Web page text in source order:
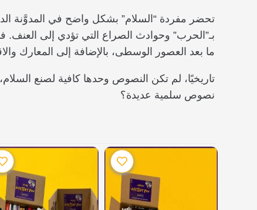
تحضر مفردة “السلام” بشكل واضح في المدوَّنة
بـ”الحرب” وحوادث الصراع التي تؤدي إلى العنف.
ما بعد العصور الوسطى، بالإضافة إلى المعارك
تاريخيًا، لم تكن النصوص وحدها كافية لصنع
نصوص سلمية عديدة؟